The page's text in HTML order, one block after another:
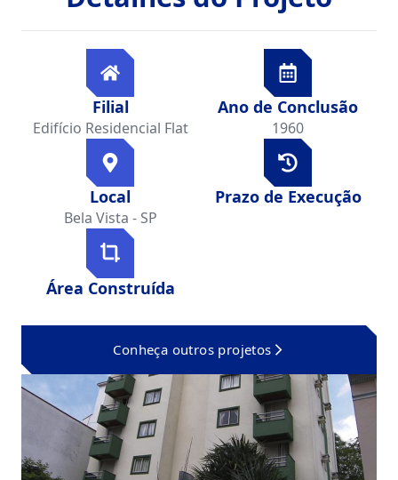
Filial
Edifício Residencial Flat
Ano de Conclusão
1960
Local
Bela Vista - SP
Prazo de Execução
Área Construída
Conheça outros projetos